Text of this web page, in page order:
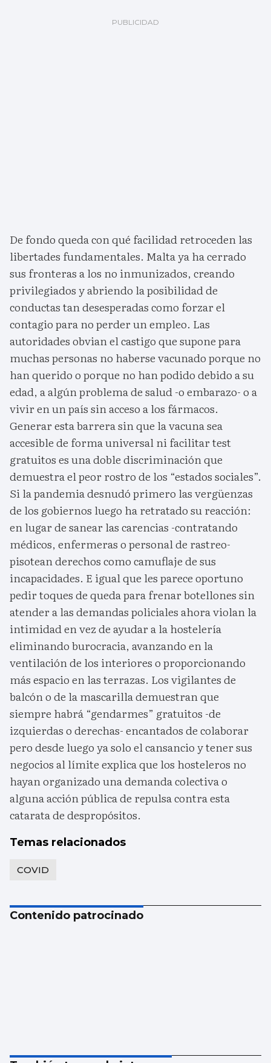
De fondo queda con qué facilidad retroceden las
libertades fundamentales. Malta ya ha cerrado
sus fronteras a los no inmunizados, creando
privilegiados y abriendo la posibilidad de
conductas tan desesperadas como forzar el
contagio para no perder un empleo. Las
autoridades obvian el castigo que supone para
muchas personas no haberse vacunado porque no
han querido o porque no han podido debido a su
edad, a algún problema de salud -o embarazo- o a
vivir en un país sin acceso a los fármacos.
Generar esta barrera sin que la vacuna sea
accesible de forma universal ni facilitar test
gratuitos es una doble discriminación que
demuestra el peor rostro de los “estados sociales”.
Si la pandemia desnudó primero las vergüenzas
de los gobiernos luego ha retratado su reacción:
en lugar de sanear las carencias -contratando
médicos, enfermeras o personal de rastreo-
pisotean derechos como camuflaje de sus
incapacidades. E igual que les parece oportuno
pedir toques de queda para frenar botellones sin
atender a las demandas policiales ahora violan la
intimidad en vez de ayudar a la hostelería
eliminando burocracia, avanzando en la
ventilación de los interiores o proporcionando
más espacio en las terrazas. Los vigilantes de
balcón o de la mascarilla demuestran que
siempre habrá “gendarmes” gratuitos -de
izquierdas o derechas- encantados de colaborar
pero desde luego ya solo el cansancio y tener sus
negocios al límite explica que los hosteleros no
hayan organizado una demanda colectiva o
alguna acción pública de repulsa contra esta
catarata de despropósitos.
Temas relacionados
COVID
Contenido patrocinado